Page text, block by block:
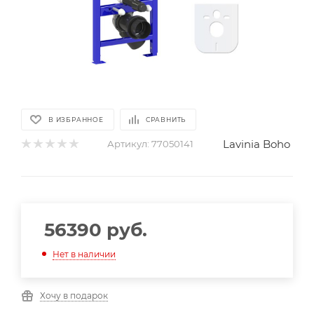
В ИЗБРАННОЕ СРАВНИТЬ
Артикул: 77050141 Lavinia Boho
56390 руб.
Нет в наличии
Хочу в подарок